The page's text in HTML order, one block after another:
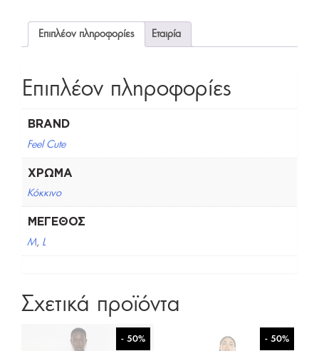
Επιπλέον πληροφορίες Εταιρία
Επιπλέον πληροφορίες
BRAND
Feel Cute
ΧΡΏΜΑ
Κόκκινο
ΜΈΓΕΘΟΣ
M, L
Σχετικά προϊόντα
- 50% - 50%